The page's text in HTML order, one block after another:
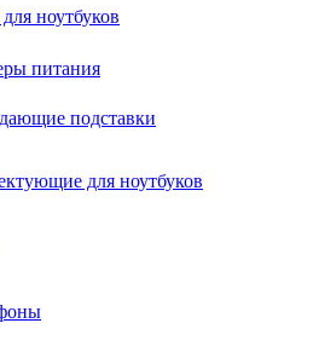
ноутбуков
питания
подставки
для ноутбуков